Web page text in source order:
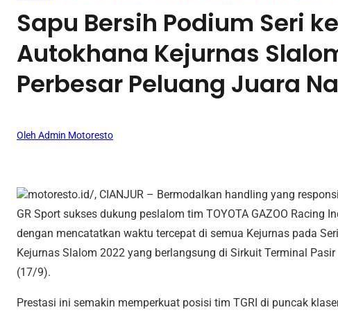
Sapu Bersih Podium Seri
Autokhana Kejurnas
Perbesar Peluang Juara
Oleh Admin Motoresto
motoresto.id/, CIANJUR – Bermodalkan handling yang
GR Sport sukses dukung peslalom tim TOYOTA GAZOO Racing
dengan mencatatkan waktu tercepat di semua Kejurnas pada
Kejurnas Slalom 2022 yang berlangsung di Sirkuit Terminal
(17/9).
Prestasi ini semakin memperkuat posisi tim TGRI di puncak